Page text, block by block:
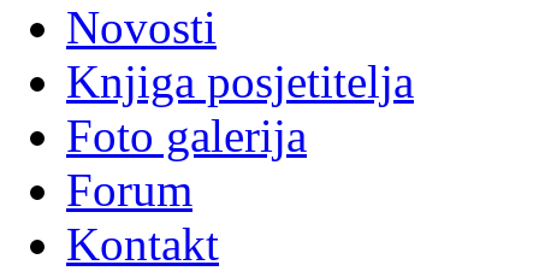
Novosti
Knjiga posjetitelja
Foto galerija
Forum
Kontakt